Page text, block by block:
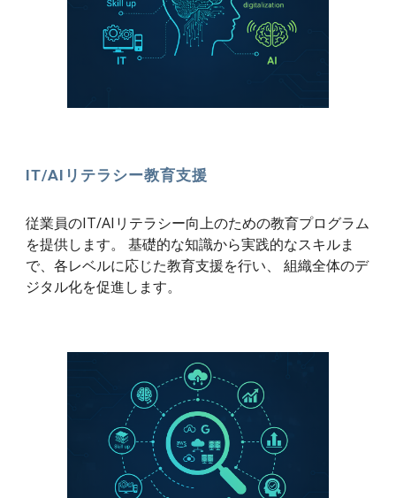
IT/AIリテラシー教育支援
従業員のIT/AIリテラシー向上のための教育プログラム
を提供します。 基礎的な知識から実践的なスキルま
で、各レベルに応じた教育支援を行い、 組織全体のデ
ジタル化を促進します。